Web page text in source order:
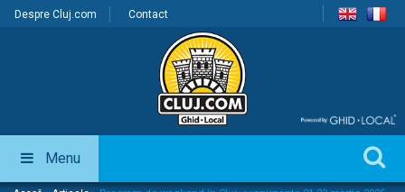
Despre Cluj.com Contact
Menu